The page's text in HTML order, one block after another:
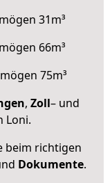
31m³
66m³
75m³
, Zoll– und
Loni.
beim richtigen
Dokumente.